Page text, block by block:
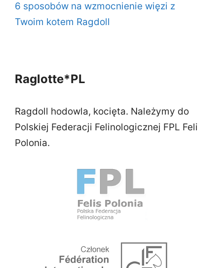
6 sposobów na wzmocnienie więzi z
Twoim kotem Ragdoll
Raglotte*PL
Ragdoll hodowla, kocięta. Należymy do
Polskiej Federacji Felinologicznej FPL Feli
Polonia.